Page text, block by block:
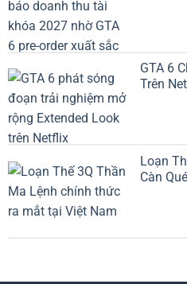
GTA 6
Trên
Loạn
Càn